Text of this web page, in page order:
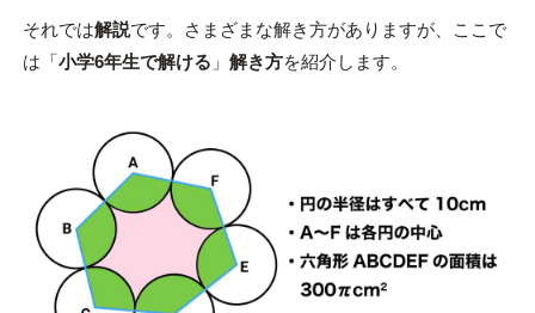
それでは解説です。さまざまな解き方がありますが、ここで
は「 小学6年生で解ける 」 解き方を紹介します。